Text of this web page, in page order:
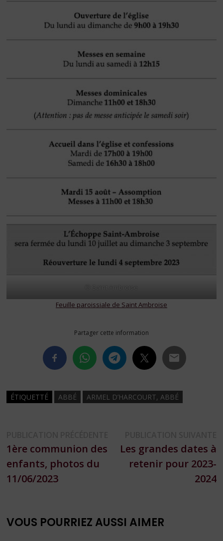
© Saint Ambroise
Feuille paroissiale de Saint Ambroise
Partager cette information
ÉTIQUETTÉ ABBÉ ARMEL D’HARCOURT, ABBÉ
de
l’article
précédente :
1ère communion des
enfants, photos du
11/06/2023
Les grandes dates à
retenir pour 2023-
2024
VOUS POURRIEZ AUSSI AIMER